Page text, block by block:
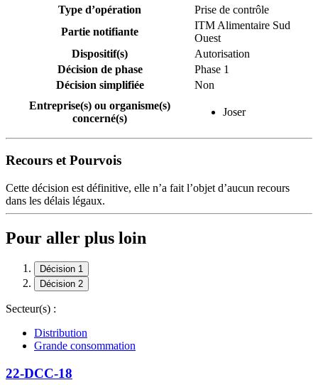
Type d’opération
Prise de contrôle
Partie notifiante
ITM Alimentaire Sud
Ouest
Dispositif(s)
Autorisation
Décision de phase
Phase 1
Décision simplifiée
Non
Entreprise(s) ou organisme(s)
concerné(s)
Joser
Recours et Pourvois
Cette décision est définitive, elle n’a fait l’objet d’aucun recours
dans les délais légaux.
Pour aller plus loin
Décision 1
Décision 2
Secteur(s) :
Distribution
Grande consommation
22-DCC-18